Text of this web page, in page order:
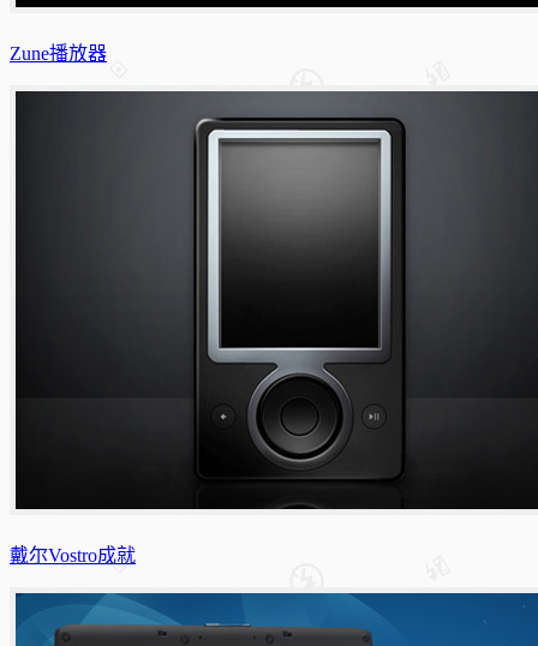
Zune播放器
戴尔Vostro成就